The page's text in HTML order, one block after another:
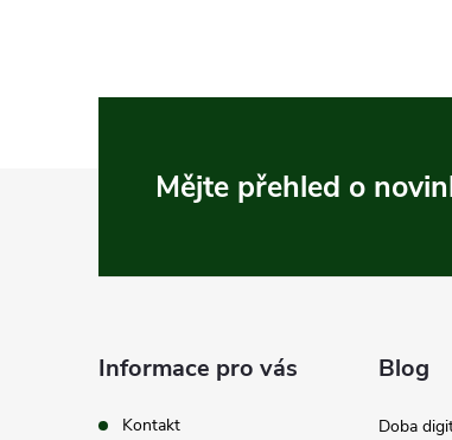
Mějte přehled o
Informace pro vás
Kontakt
Blog
Doba